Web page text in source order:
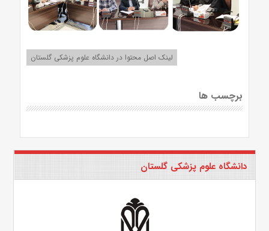
لینک اصل محتوا در دانشگاه علوم پزشکی گلستان
برچسب ها
دانشگاه علوم پزشکی گلستان